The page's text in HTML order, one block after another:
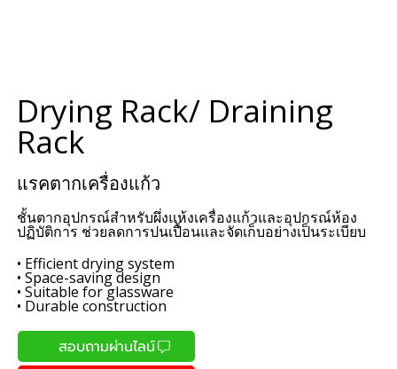
Drying Rack/ Draining
Rack
แรคตากเครื่องแก้ว
ชั้นตากอุปกรณ์สำหรับผึ่งแห้งเครื่องแก้วและอุปกรณ์ห้อง
ปฏิบัติการ ช่วยลดการปนเปื้อนและจัดเก็บอย่างเป็นระเบียบ
• Efficient drying system
• Space-saving design
• Suitable for glassware
• Durable construction
สอบถามผ่านไลน์